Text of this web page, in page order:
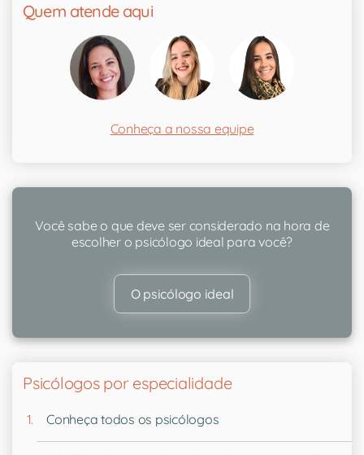
Quem atende aqui
Conheça a nossa equipe
Você sabe o que deve ser considerado na hora de
escolher o psicólogo ideal para você?
O psicólogo ideal
Psicólogos por especialidade
Conheça todos os psicólogos